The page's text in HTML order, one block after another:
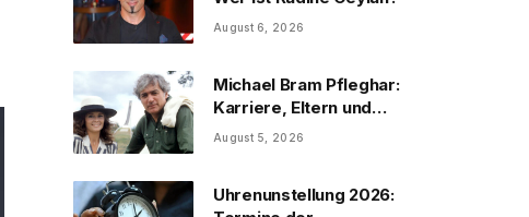
August 6, 2026
Michael Bram Pfleghar:
Karriere, Eltern und
Filme
August 5, 2026
Uhrenunstellung 2026: